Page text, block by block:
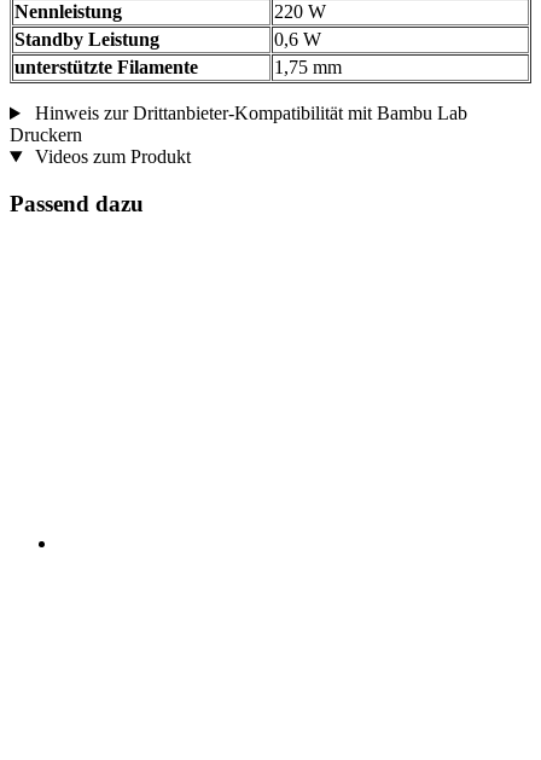
Nennleistung
220 W
Standby Leistung
0,6 W
unterstützte Filamente
1,75 mm
Hinweis zur Drittanbieter-Kompatibilität mit Bambu Lab
Druckern
Videos zum Produkt
Passend dazu